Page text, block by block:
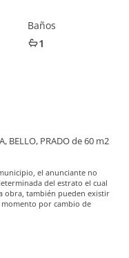
Baños
1
PRADO de 60 m2
el anunciante no
del estrato el cual
obra, también pueden existir
por cambio de